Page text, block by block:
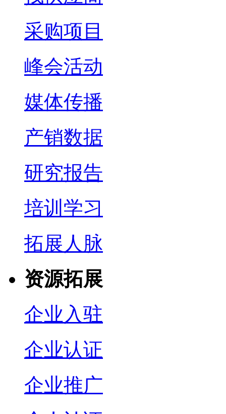
采购项目
峰会活动
媒体传播
产销数据
研究报告
培训学习
拓展人脉
资源拓展
企业入驻
企业认证
企业推广